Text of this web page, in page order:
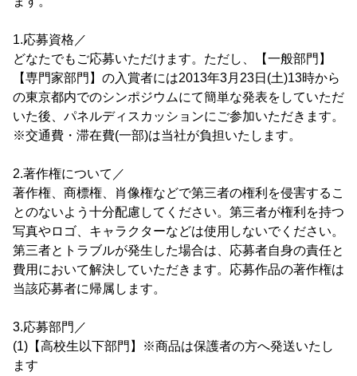
1.応募資格／
どなたでもご応募いただけます。ただし、【一般部門】
【専門家部門】の入賞者には2013年3月23日(土)13時から
の東京都内でのシンポジウムにて簡単な発表をしていただ
いた後、パネルディスカッションにご参加いただきます。
※交通費・滞在費(一部)は当社が負担いたします。
2.著作権について／
著作権、商標権、肖像権などで第三者の権利を侵害するこ
とのないよう十分配慮してください。第三者が権利を持つ
写真やロゴ、キャラクターなどは使用しないでください。
第三者とトラブルが発生した場合は、応募者自身の責任と
費用において解決していただきます。応募作品の著作権は
当該応募者に帰属します。
3.応募部門／
(1)【高校生以下部門】※商品は保護者の方へ発送いたし
ます